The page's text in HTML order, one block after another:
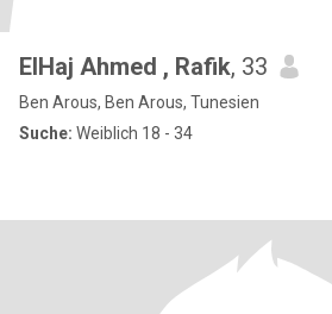
ElHaj Ahmed , Rafik, 33
Ben Arous, Ben Arous, Tunesien
Suche: Weiblich 18 - 34